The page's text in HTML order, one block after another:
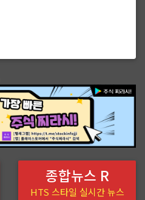
종합뉴스 R
HTS 스타일 실시간 뉴스